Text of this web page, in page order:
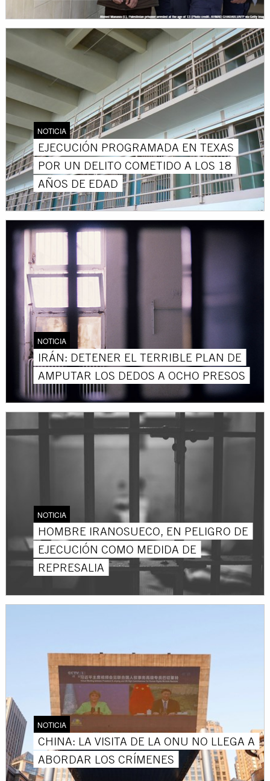
NOTICIA
EJECUCIÓN PROGRAMADA EN TEXAS
POR UN DELITO COMETIDO A LOS 18
AÑOS DE EDAD
NOTICIA
IRÁN: DETENER EL TERRIBLE PLAN DE
AMPUTAR LOS DEDOS A OCHO PRESOS
NOTICIA
HOMBRE IRANOSUECO, EN PELIGRO DE
EJECUCIÓN COMO MEDIDA DE
REPRESALIA
NOTICIA
CHINA: LA VISITA DE LA ONU NO LLEGA A
ABORDAR LOS CRÍMENES